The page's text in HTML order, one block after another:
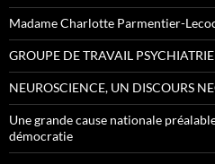
Madame Charlotte Parmentier-
GROUPE DE TRAVAIL PSYCHIATRIE
NEUROSCIENCE, UN DISCOURS
Une grande cause nationale
démocratie